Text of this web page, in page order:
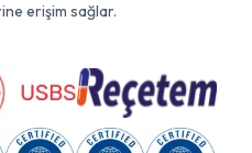
erişim sağlar.